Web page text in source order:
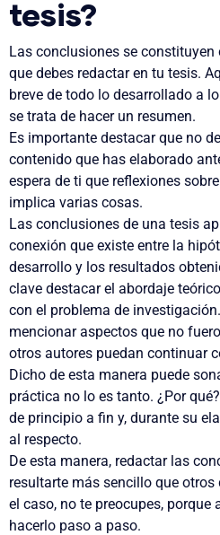
tesis?
Las conclusiones se
que debes redactar en tu tesis.
breve de todo lo desarrollado a
se trata de hacer un resumen.
Es importante destacar que no
contenido que has elaborado
espera de ti que reflexiones
implica varias cosas.
Las conclusiones de una tesis
conexión que existe entre la
desarrollo y los resultados
clave destacar el abordaje
con el problema de
mencionar aspectos que no
otros autores puedan continuar
Dicho de esta manera puede
práctica no lo es tanto. ¿Por
de principio a fin y, durante su
al respecto.
De esta manera, redactar las
resultarte más sencillo que
el caso, no te preocupes,
hacerlo paso a paso.